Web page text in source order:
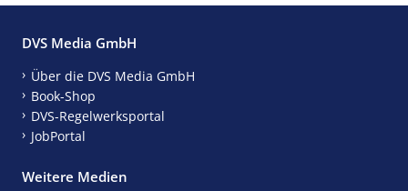
DVS Media GmbH
Über die DVS Media GmbH
Book-Shop
DVS-Regelwerksportal
JobPortal
Weitere Medien